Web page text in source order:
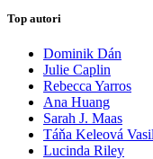
Top autori
Dominik Dán
Julie Caplin
Rebecca Yarros
Ana Huang
Sarah J. Maas
Táňa Keleová
Lucinda Riley